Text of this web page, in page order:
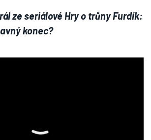
ze seriálové Hry o trůny Furdík:
konec?